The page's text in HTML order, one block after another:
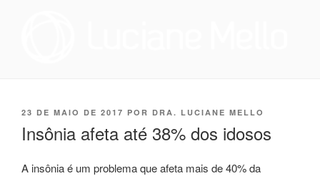
DE JANEIRO | DRA. LUCIANE
DE FIGUEIREDO MELLO
promover melhoria à qualidade de vida dos pacientes que necessitem
PUBLICADO
23 DE MAIO DE 2017 POR DRA. LUCIANE MELLO
Insônia afeta até 38% dos idosos
A insônia é um problema que afeta mais de 40% da